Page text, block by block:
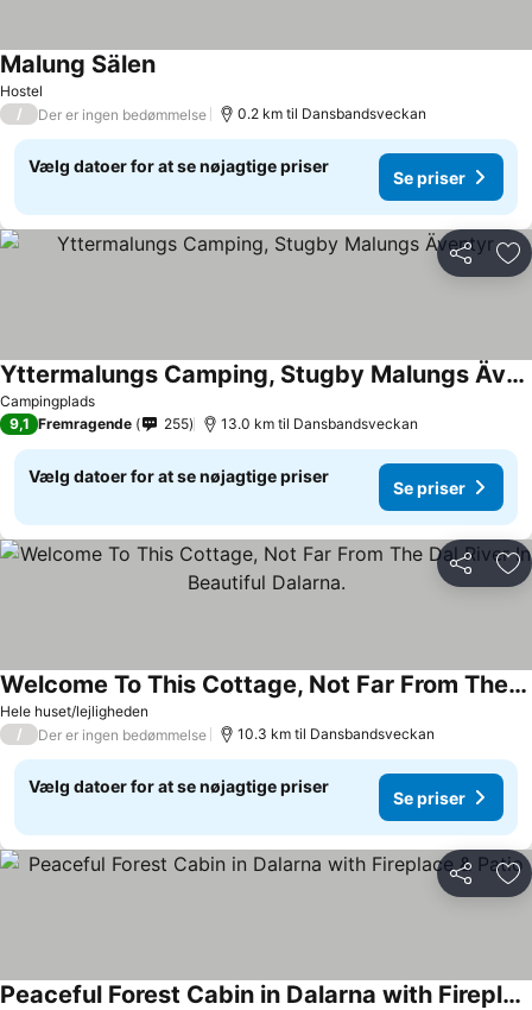
Hostel
Malung Sälen
/ Der er ingen bedømmelse 0.2 km til Dansbandsveckan
Vælg datoer for at se nøjagtige priser
Se priser
Del
Campingplads
Yttermalungs Camping, Stugby Malungs Äventyr
9,1 Fremragende 255 13.0 km til Dansbandsveckan
Vælg datoer for at se nøjagtige priser
Se priser
Del
Hele huset/lejligheden
Welcome To This Cottage, Not Far From The Dal River In Beautiful Dalarna.
/ Der er ingen bedømmelse 10.3 km til Dansbandsveckan
Vælg datoer for at se nøjagtige priser
Se priser
Del
Peaceful Forest Cabin in Dalarna with Fireplace & Patio